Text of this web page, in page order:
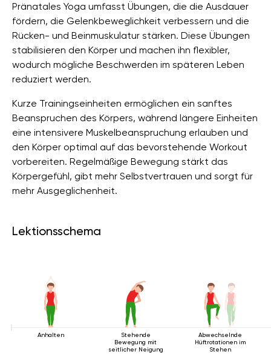
Pränatales Yoga umfasst Übungen, die die Ausdauer
fördern, die Gelenkbeweglichkeit verbessern und die
Rücken- und Beinmuskulatur stärken. Diese Übungen
stabilisieren den Körper und machen ihn flexibler,
wodurch mögliche Beschwerden im späteren Leben
reduziert werden.
Kurze Trainingseinheiten ermöglichen ein sanftes
Beanspruchen des Körpers, während längere Einheiten
eine intensivere Muskelbeanspruchung erlauben und
den Körper optimal auf das bevorstehende Workout
vorbereiten. Regelmäßige Bewegung stärkt das
Körpergefühl, gibt mehr Selbstvertrauen und sorgt für
mehr Ausgeglichenheit.
Lektionsschema
Anhalten
Stehende
Bewegung mit
seitlicher Neigung
Abwechselnde
Hüftrotationen im
Stehen